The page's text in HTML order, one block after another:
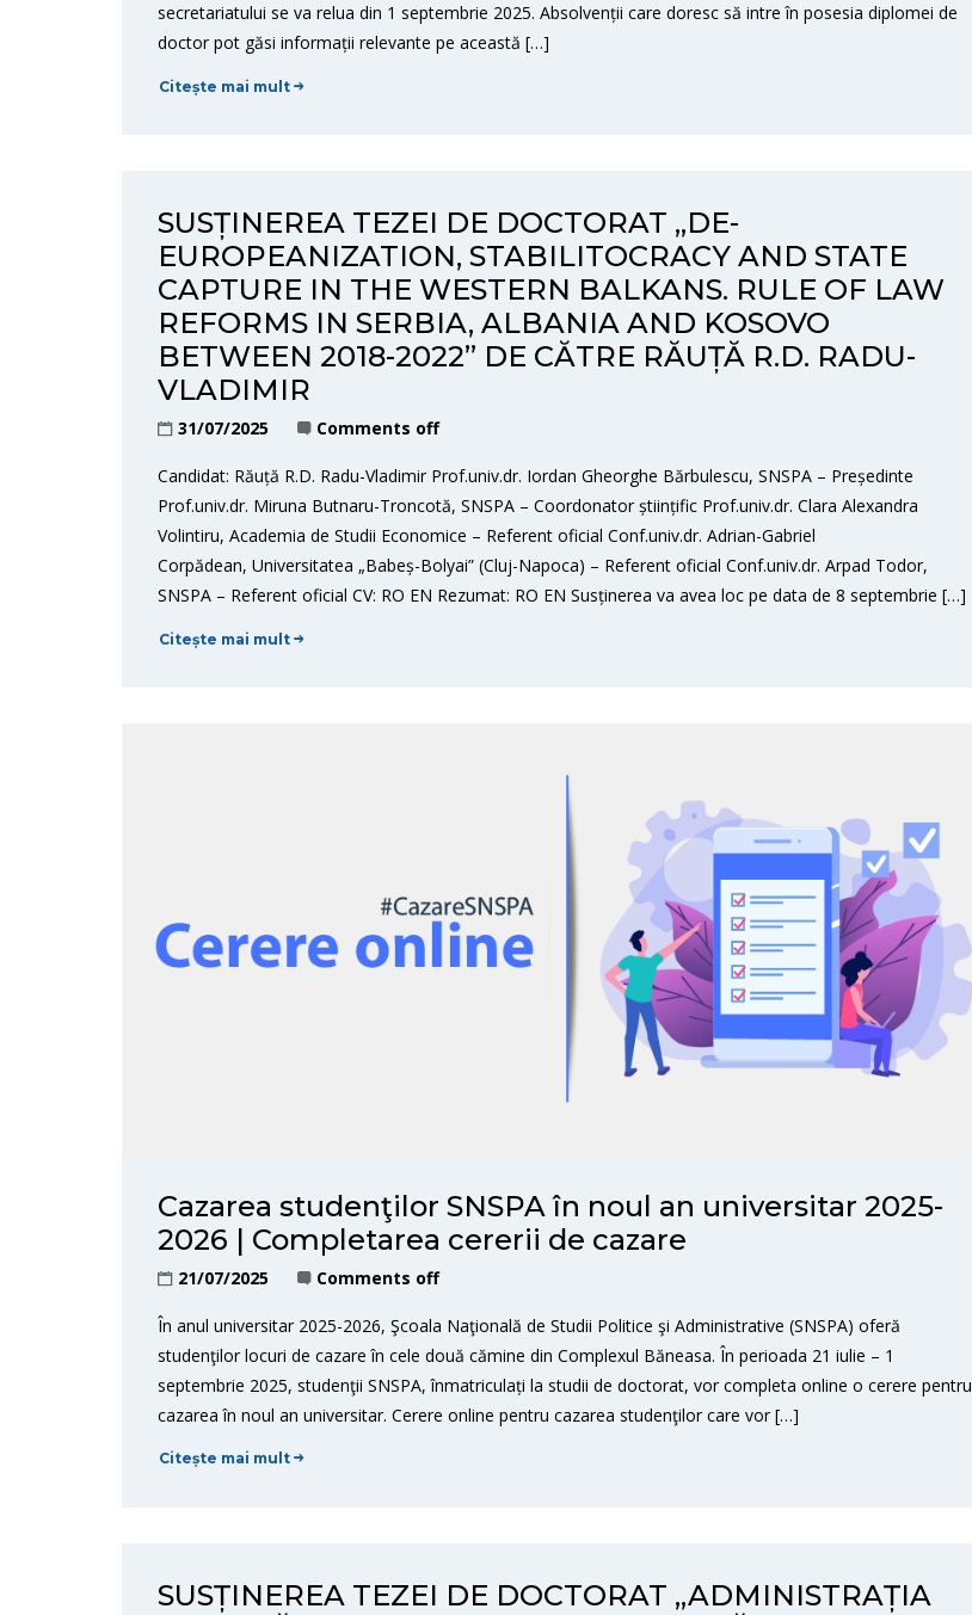
secretariatului se va relua din 1 septembrie 2025. Absolvenții care doresc să intre în posesia diplomei de
doctor pot găsi informații relevante pe această […]
Citește mai mult
SUSȚINEREA TEZEI DE DOCTORAT „DE-
EUROPEANIZATION, STABILITOCRACY AND STATE
CAPTURE IN THE WESTERN BALKANS. RULE OF LAW
REFORMS IN SERBIA, ALBANIA AND KOSOVO
BETWEEN 2018-2022” DE CĂTRE RĂUȚĂ R.D. RADU-
VLADIMIR
31/07/2025 Comments off
Candidat: Răuță R.D. Radu-Vladimir Prof.univ.dr. Iordan Gheorghe Bărbulescu, SNSPA – Președinte
Prof.univ.dr. Miruna Butnaru-Troncotă, SNSPA – Coordonator științific Prof.univ.dr. Clara Alexandra
Volintiru, Academia de Studii Economice – Referent oficial Conf.univ.dr. Adrian-Gabriel
Corpădean, Universitatea „Babeș-Bolyai” (Cluj-Napoca) – Referent oficial Conf.univ.dr. Arpad Todor,
SNSPA – Referent oficial CV: RO EN Rezumat: RO EN Susținerea va avea loc pe data de 8 septembrie […]
Citește mai mult
Cazarea studenţilor SNSPA în noul an universitar 2025-
2026 | Completarea cererii de cazare
21/07/2025 Comments off
În anul universitar 2025-2026, Şcoala Naţională de Studii Politice şi Administrative (SNSPA) oferă
studenţilor locuri de cazare în cele două cămine din Complexul Băneasa. În perioada 21 iulie – 1
septembrie 2025, studenţii SNSPA, înmatriculați la studii de doctorat, vor completa online o cerere pentru
cazarea în noul an universitar. Cerere online pentru cazarea studenţilor care vor […]
Citește mai mult
SUSȚINEREA TEZEI DE DOCTORAT „ADMINISTRAȚIA